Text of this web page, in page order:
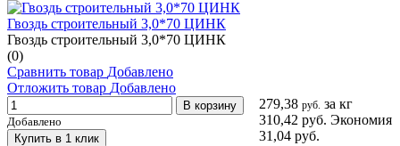
Гвоздь строительный 3,0*70 ЦИНК
Гвоздь строительный 3,0*70 ЦИНК
(0)
Сравнить товар Добавлено
Отложить товар Добавлено
279,38 руб. за кг
310,42 руб. Экономия
31,04 руб.
В корзину
Добавлено
Купить в 1 клик